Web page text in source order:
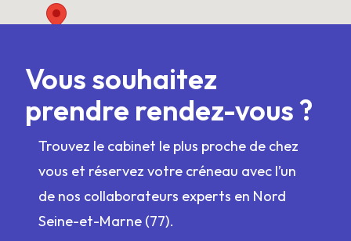
Vous souhaitez
prendre rendez-vous ?
Trouvez le cabinet le plus proche de chez
vous et réservez votre créneau avec l’un
de nos collaborateurs experts en Nord
Seine-et-Marne (77).